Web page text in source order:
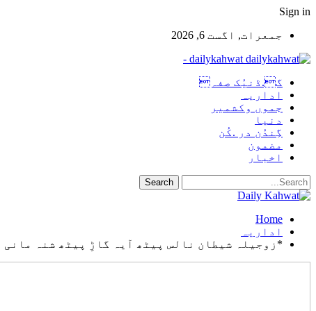
Sign in
جمعرات, اگست 6, 2026
dailykahwat -
گ.ڈنیُک صفہ
اداریہ
جموں وکشمیر
دنیا
گِندُن در .کُن
مضمون
اخبار
Home
اداریہ
*زوجیلہ شیطان نالس پیٹھ آیہ گاڑِ پیٹھ شنہ